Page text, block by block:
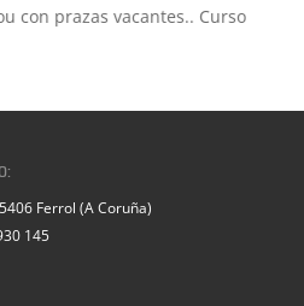
prazas vacantes.. Curso 2026-
Ferrol (A Coruña)
145